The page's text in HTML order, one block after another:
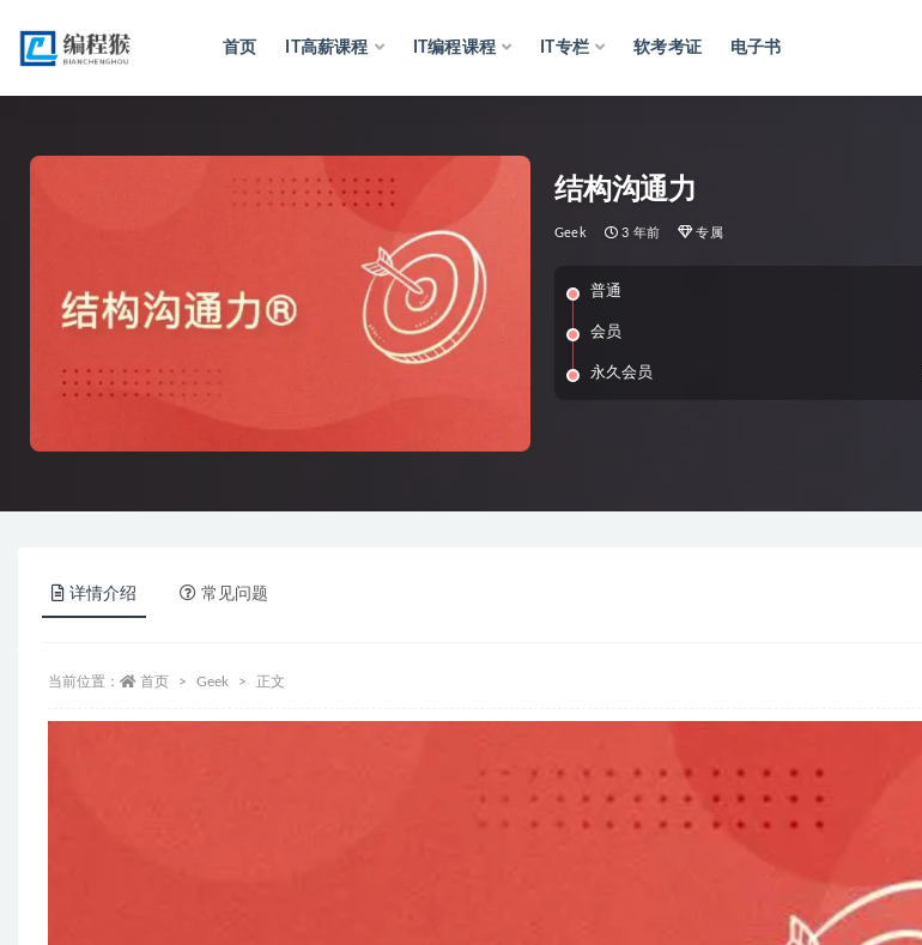
首页 IT高薪课程 IT编程课程 IT专栏 软考考证 电子书
结构沟通力
Geek 3 年前 专属
普通
会员
永久会员
详情介绍 常见问题
当前位置： 首页 Geek 正文